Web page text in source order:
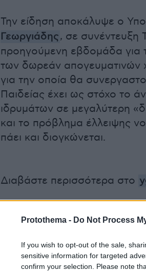
Protothema - Do Not Process
If you wish to opt-out of the sale,
sensitive information for targeted
confirm your selection. Please note
Την είδηση αποκάλυψε ο
Γεωργιάδης, σε συνέντευξη
προηγούμενη εβδομάδα για
των δωρεάν απογευματινών
για την οποία θα
Παιδείας έχει ως στόχο το
ιδρυμάτων σε μεγαλύτερη
και το πρόβλημα έλλειψης
πάει και διογκώνεται.
Διαβάστε περισσότερα στο